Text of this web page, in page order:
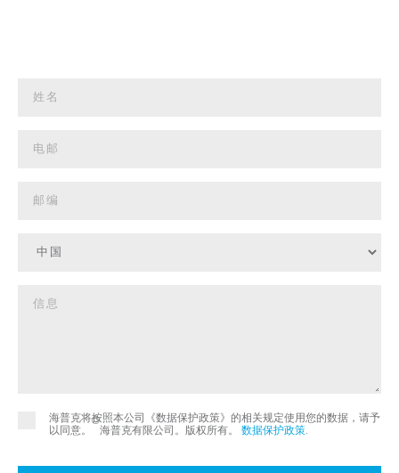
海普克将按照本公司《数据保护政策》的相关规定使用您的数据，请予
以同意。
©
海普克有限公司。版权所有。 数据保护政策